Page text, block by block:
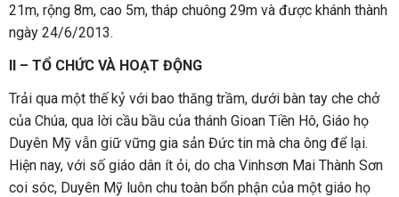
21m, rộng 8m, cao 5m, tháp chuông 29m và được khánh thành
ngày 24/6/2013.
II – TỔ CHỨC VÀ HOẠT ĐỘNG
Trải qua một thế kỷ với bao thăng trầm, dưới bàn tay che chở
của Chúa, qua lời cầu bầu của thánh Gioan Tiền Hô, Giáo họ
Duyên Mỹ vẫn giữ vững gia sản Đức tin mà cha ông để lại.
Hiện nay, với số giáo dân ít ỏi, do cha Vinhsơn Mai Thành Sơn
coi sóc, Duyên Mỹ luôn chu toàn bổn phận của một giáo họ